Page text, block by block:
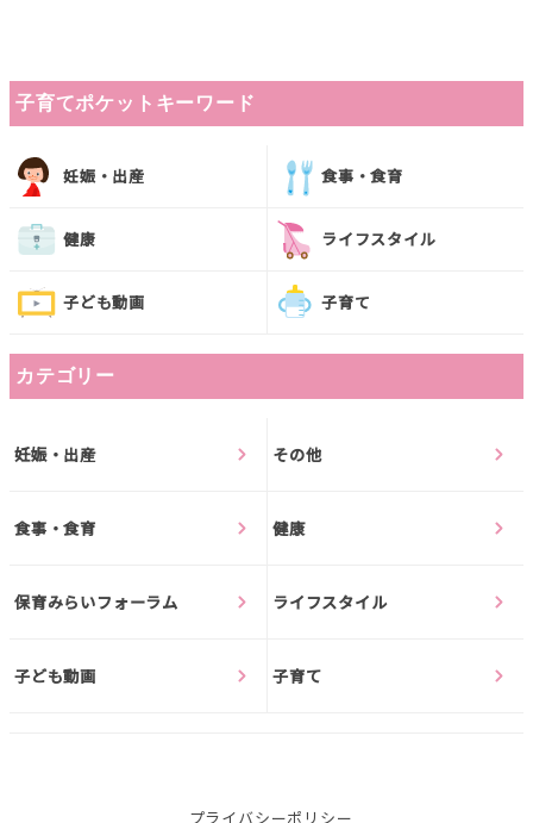
子育てポケットキーワード
妊娠・出産 食事・食育
健康 ライフスタイル
子ども動画 子育て
カテゴリー
妊娠・出産 その他
食事・食育 健康
保育みらいフォーラム ライフスタイル
子ども動画 子育て
プライバシーポリシー